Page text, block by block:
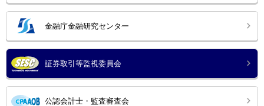
金融庁金融研究センター
証券取引等監視委員会
公認会計士・監査審査会